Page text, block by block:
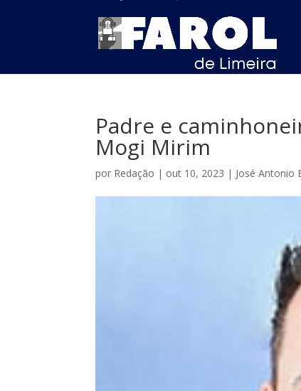
Padre e
Mogi Mirim
por Redação | out 10, 2023 | José Antonio